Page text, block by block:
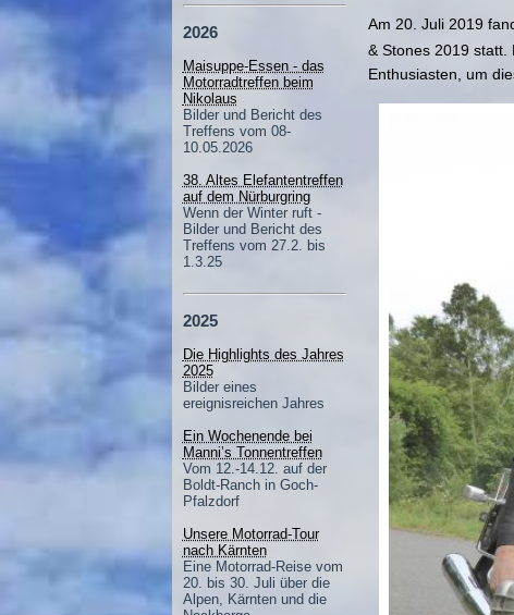
2026
Maisuppe-Essen - das
Motorradtreffen beim
Nikolaus
Bilder und Bericht des
Treffens vom 08-
10.05.2026
38. Altes Elefantentreffen
auf dem Nürburgring
Wenn der Winter ruft -
Bilder und Bericht des
Treffens vom 27.2. bis
1.3.25
2025
Die Highlights des Jahres
2025
Bilder eines
ereignisreichen Jahres
Ein Wochenende bei
Manni’s Tonnentreffen
Vom 12.-14.12. auf der
Boldt-Ranch in Goch-
Pfalzdorf
Unsere Motorrad-Tour
nach Kärnten
Eine Motorrad-Reise vom
20. bis 30. Juli über die
Alpen, Kärnten und die
Am 20. Juli 2019
& Stones 2019
Enthusiasten, um